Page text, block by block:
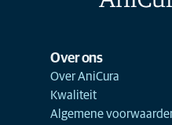
Over ons
Over AniCura
Kwaliteit
Algemene